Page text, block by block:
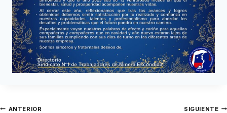
ANTERIOR SIGUIENTE